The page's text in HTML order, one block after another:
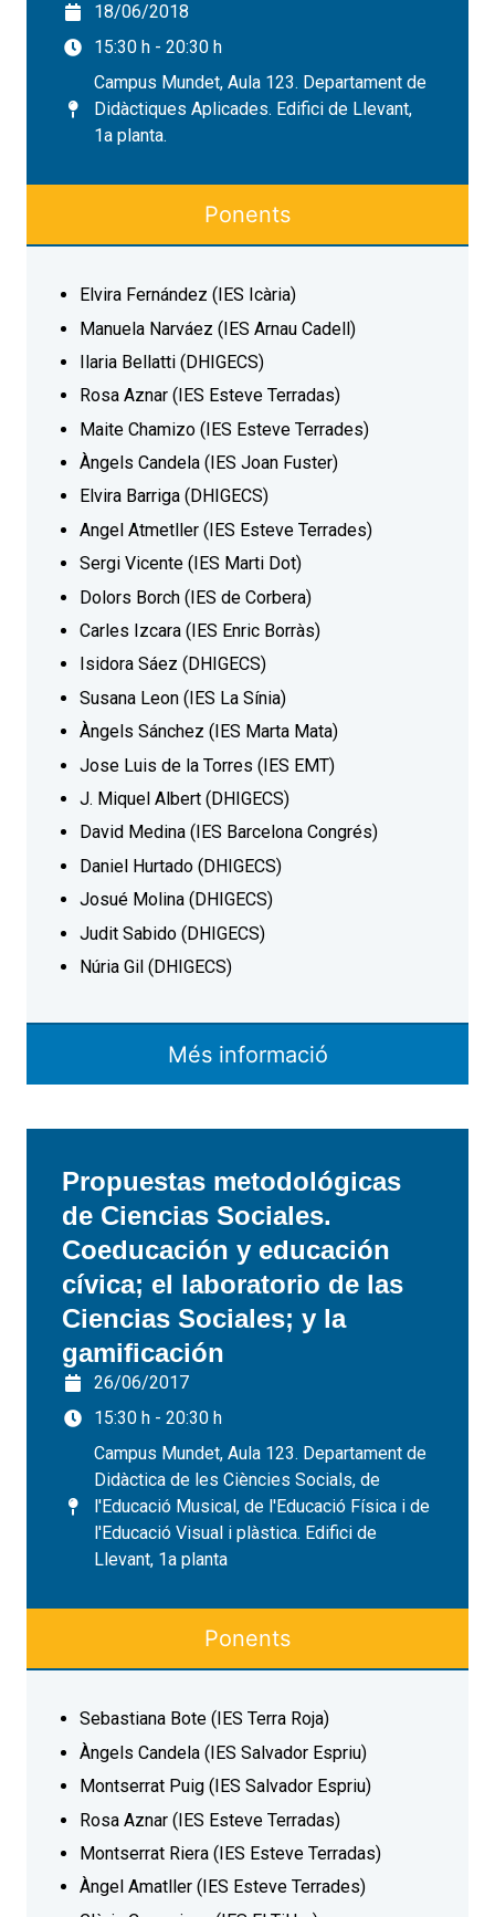
18/06/2018
15:30 h - 20:30 h
Campus Mundet, Aula 123. Departament de
Didàctiques Aplicades. Edifici de Llevant,
1a planta.
Ponents
Més informació
Elvira Fernández (IES Icària)
Manuela Narváez (IES Arnau Cadell)
Ilaria Bellatti (DHIGECS)
Rosa Aznar (IES Esteve Terradas)
Maite Chamizo (IES Esteve Terrades)
Àngels Candela (IES Joan Fuster)
Elvira Barriga (DHIGECS)
Angel Atmetller (IES Esteve Terrades)
Sergi Vicente (IES Marti Dot)
Dolors Borch (IES de Corbera)
Carles Izcara (IES Enric Borràs)
Isidora Sáez (DHIGECS)
Susana Leon (IES La Sínia)
Àngels Sánchez (IES Marta Mata)
Jose Luis de la Torres (IES EMT)
J. Miquel Albert (DHIGECS)
David Medina (IES Barcelona Congrés)
Daniel Hurtado (DHIGECS)
Josué Molina (DHIGECS)
Judit Sabido (DHIGECS)
Núria Gil (DHIGECS)
Propuestas metodológicas
de Ciencias Sociales.
Coeducación y educación
cívica; el laboratorio de las
Ciencias Sociales; y la
gamificación
26/06/2017
15:30 h - 20:30 h
Campus Mundet, Aula 123. Departament de
Didàctica de les Ciències Socials, de
l'Educació Musical, de l'Educació Física i de
l'Educació Visual i plàstica. Edifici de
Llevant, 1a planta
Ponents
Sebastiana Bote (IES Terra Roja)
Àngels Candela (IES Salvador Espriu)
Montserrat Puig (IES Salvador Espriu)
Rosa Aznar (IES Esteve Terradas)
Montserrat Riera (IES Esteve Terradas)
Àngel Amatller (IES Esteve Terrades)